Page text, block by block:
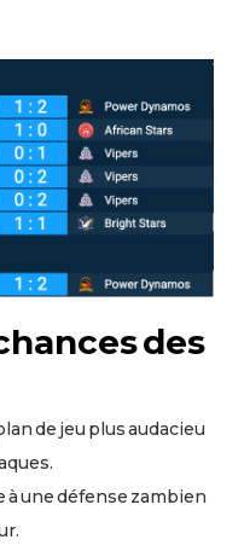
des
de jeu plus audacieu
à une défense zambien